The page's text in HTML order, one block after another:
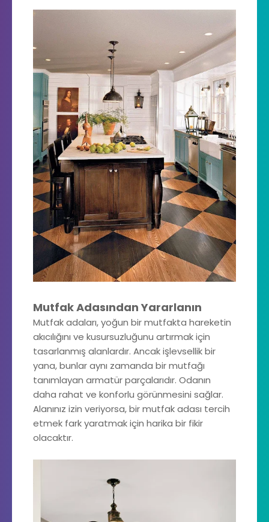
Mutfak Adasından Yararlanın
Mutfak adaları, yoğun bir mutfakta hareketin
akıcılığını ve kusursuzluğunu artırmak için
tasarlanmış alanlardır. Ancak işlevsellik bir
yana, bunlar aynı zamanda bir mutfağı
tanımlayan armatür parçalarıdır. Odanın
daha rahat ve konforlu görünmesini sağlar.
Alanınız izin veriyorsa, bir mutfak adası tercih
etmek fark yaratmak için harika bir fikir
olacaktır.